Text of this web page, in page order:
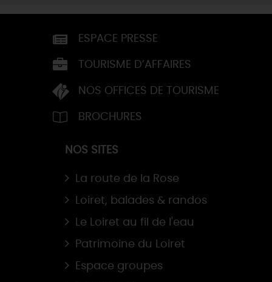
ESPACE PRESSE
TOURISME D’AFFAIRES
NOS OFFICES DE TOURISME
BROCHURES
NOS SITES
La route de la Rose
Loiret, balades & randos
Le Loiret au fil de l'eau
Patrimoine du Loiret
Espace groupes